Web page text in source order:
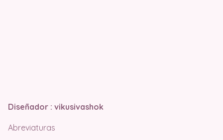
Diseñador : vikusivashok
Abreviaturas